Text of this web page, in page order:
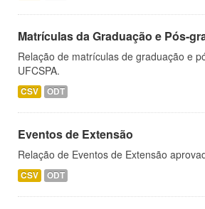
Matrículas da Graduação e Pós-
Relação de matrículas de graduação e
UFCSPA.
CSV ODT
Eventos de Extensão
Relação de Eventos de Extensão
CSV ODT